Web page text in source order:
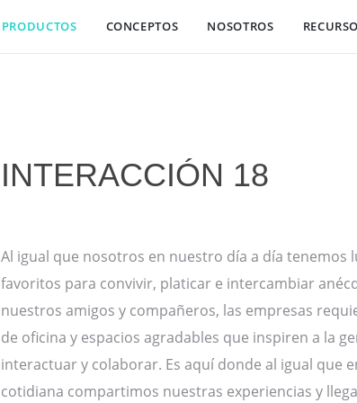
PRODUCTOS CONCEPTOS NOSOTROS
INTERACCIÓN 18
Al igual que nosotros en nuestro día a día tenemos
favoritos para convivir, platicar e intercambiar
nuestros amigos y compañeros, las empresas
de oficina y espacios agradables que inspiren a la
interactuar y colaborar. Es aquí donde al igual que
cotidiana compartimos nuestras experiencias y